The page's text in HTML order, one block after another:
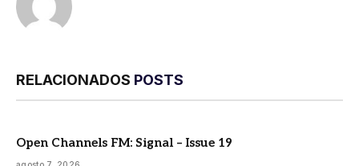
RELACIONADOS POSTS
Open Channels FM: Signal – Issue 19